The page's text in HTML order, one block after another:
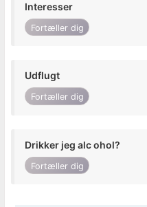
Interesser
Fortæller dig
Udflugt
Fortæller dig
Drikker jeg alc ohol?
Fortæller dig